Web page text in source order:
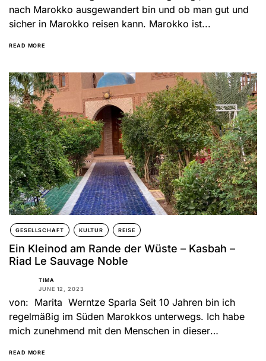
nach Marokko ausgewandert bin und ob man gut und
sicher in Marokko reisen kann. Marokko ist...
READ MORE
GESELLSCHAFT KULTUR REISE
Ein Kleinod am Rande der Wüste – Kasbah –
Riad Le Sauvage Noble
TIMA
JUNE 12, 2023
von: Marita Werntze Sparla Seit 10 Jahren bin ich
regelmäßig im Süden Marokkos unterwegs. Ich habe
mich zunehmend mit den Menschen in dieser
READ MORE